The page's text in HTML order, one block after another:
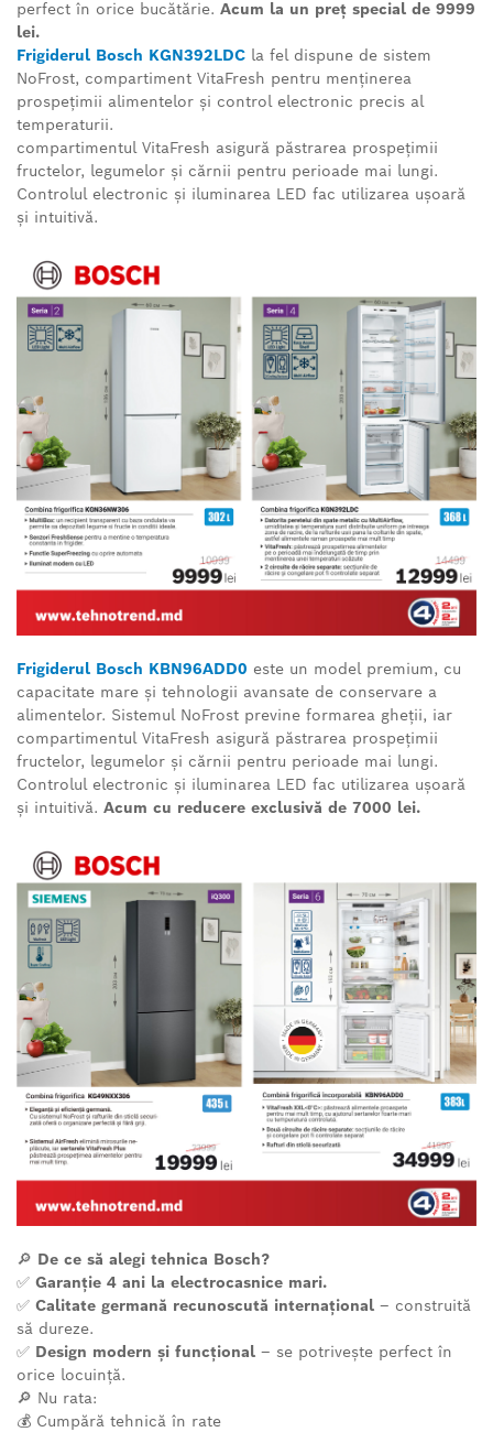
perfect în orice bucătărie. Acum la un preț special de 9999
lei.
Frigiderul Bosch KGN392LDC la fel dispune de sistem
NoFrost, compartiment VitaFresh pentru menținerea
prospețimii alimentelor și control electronic precis al
temperaturii.
compartimentul VitaFresh asigură păstrarea prospețimii
fructelor, legumelor și cărnii pentru perioade mai lungi.
Controlul electronic și iluminarea LED fac utilizarea ușoară
și intuitivă.
Frigiderul Bosch KBN96ADD0 este un model premium, cu
capacitate mare și tehnologii avansate de conservare a
alimentelor. Sistemul NoFrost previne formarea gheții, iar
compartimentul VitaFresh asigură păstrarea prospețimii
fructelor, legumelor și cărnii pentru perioade mai lungi.
Controlul electronic și iluminarea LED fac utilizarea ușoară
și intuitivă. Acum cu reducere exclusivă de 7000 lei.
🔎 De ce să alegi tehnica Bosch?
✅ Garanție 4 ani la electrocasnice mari.
✅ Calitate germană recunoscută internațional – construită
să dureze.
✅ Design modern și funcțional – se potrivește perfect în
orice locuință.
🔎 Nu rata:
💰 Cumpără tehnică în rate